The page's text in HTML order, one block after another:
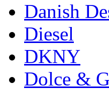
Danish
Diesel
DKNY
Dolce &